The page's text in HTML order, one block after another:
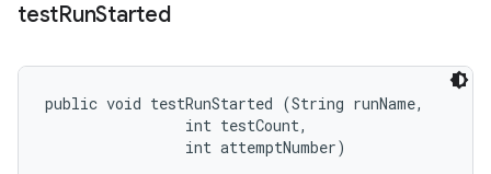
testRunStarted
public void testRunStarted (String runName,
                int testCount,
                int attemptNumber)